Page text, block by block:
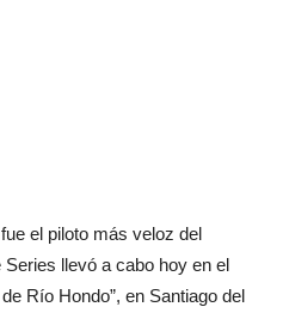
el piloto más veloz del
llevó a cabo hoy en el
Río Hondo”, en Santiago del